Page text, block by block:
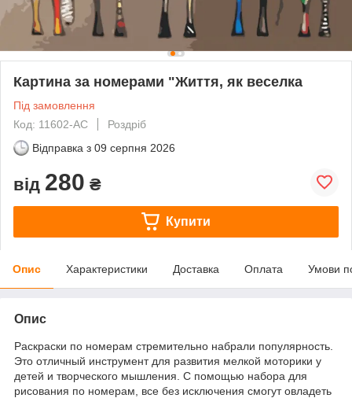
Картина за номерами "Життя, як веселка
Під замовлення
Код: 11602-AC
Роздріб
Відправка з 09 серпня 2026
від 280 ₴
Купити
Опис Характеристики Доставка Оплата Умови
Опис
Раскраски по номерам стремительно набрали популярность.
Это отличный инструмент для развития мелкой моторики у
детей и творческого мышления. С помощью набора для
рисования по номерам, все без исключения смогут овладеть